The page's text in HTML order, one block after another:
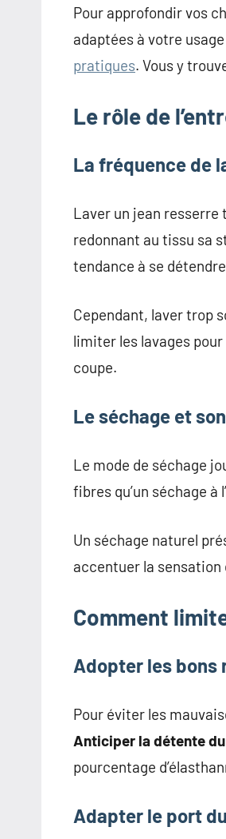
Pour approfondir vos
adaptées à votre
pratiques. Vous y
Le rôle de
La fréquence de
Laver un jean
redonnant au tissu sa
tendance à se
Cependant, laver trop
limiter les lavages
coupe.
Le séchage et
Le mode de séchage
fibres qu’un séchage à
Un séchage naturel
accentuer la
Comment
Adopter les bons
Pour éviter les
Anticiper la détente
pourcentage
Adapter le port